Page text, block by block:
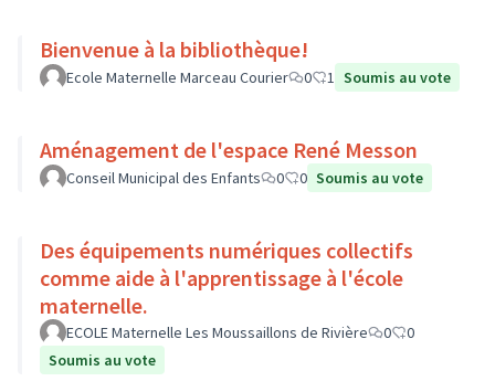
Bienvenue à la bibliothèque!
Ecole Maternelle Marceau Courier 0 1 Soumis au vote
Aménagement de l'espace René Messon
Conseil Municipal des Enfants 0 0 Soumis au vote
Des équipements numériques collectifs
comme aide à l'apprentissage à l'école
maternelle.
ECOLE Maternelle Les Moussaillons de Rivière 0
0
Soumis au vote